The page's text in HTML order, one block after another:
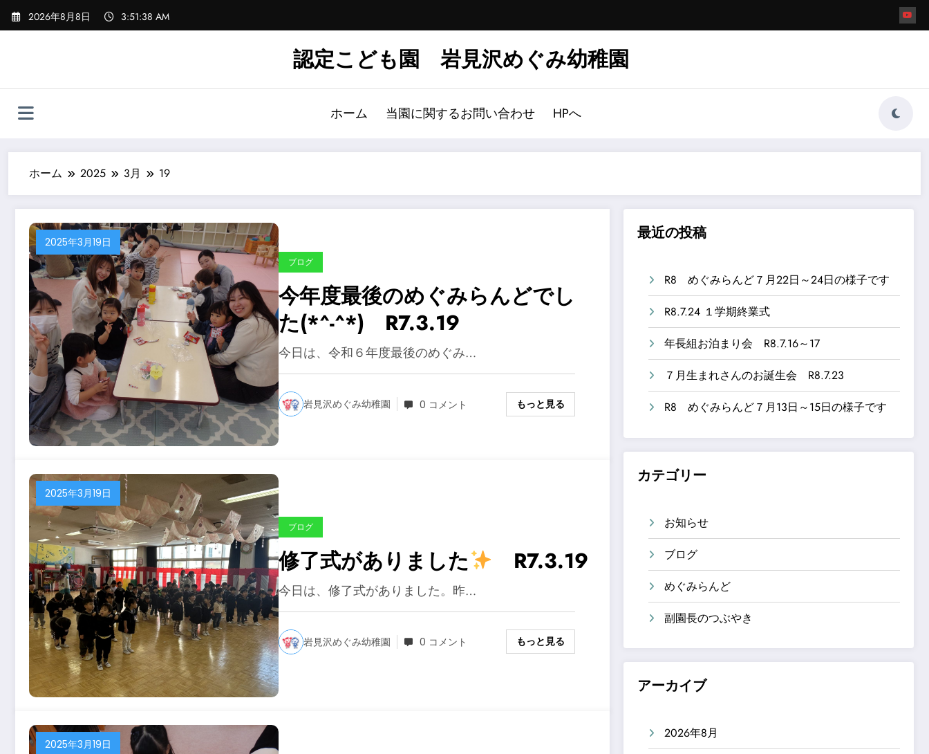
2026年8月8日 3:51:39 AM
認定こども園 岩見沢めぐみ幼稚園
ホーム 当園に関するお問い合わせ HPへ
ホーム 2025 3月 19
2025年3月19日
ブログ
今年度最後のめぐみらんどでし
た(*^-^*) R7.3.19
今日は、令和６年度最後のめぐみ…
岩見沢めぐみ幼稚園 0 コメント もっと見る
2025年3月19日
ブログ
修了式がありました R7.3.19
今日は、修了式がありました。昨…
岩見沢めぐみ幼稚園 0 コメント もっと見る
2025年3月19日
最近の投稿
R8 めぐみらんど７月22日～24日の様子です
R8.7.24 １学期終業式
年長組お泊まり会 R8.7.16～17
７月生まれさんのお誕生会 R8.7.23
R8 めぐみらんど７月13日～15日の様子です
カテゴリー
お知らせ
ブログ
めぐみらんど
副園長のつぶやき
アーカイブ
2026年8月